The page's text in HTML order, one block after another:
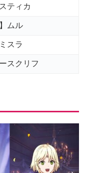
ティカ
ムル
スラ
スクリフ